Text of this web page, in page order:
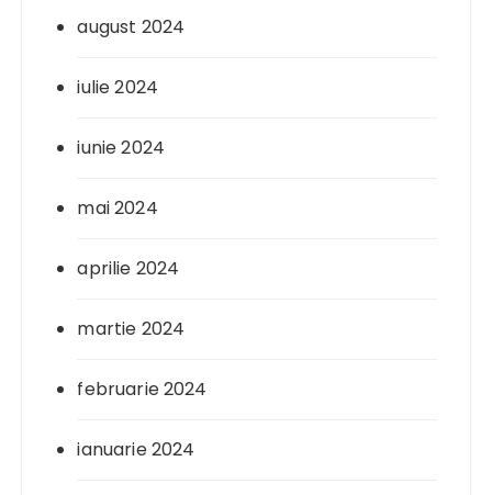
august 2024
iulie 2024
iunie 2024
mai 2024
aprilie 2024
martie 2024
februarie 2024
ianuarie 2024